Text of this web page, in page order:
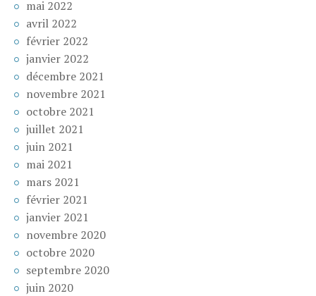
mai 2022
avril 2022
février 2022
janvier 2022
décembre 2021
novembre 2021
octobre 2021
juillet 2021
juin 2021
mai 2021
mars 2021
février 2021
janvier 2021
novembre 2020
octobre 2020
septembre 2020
juin 2020